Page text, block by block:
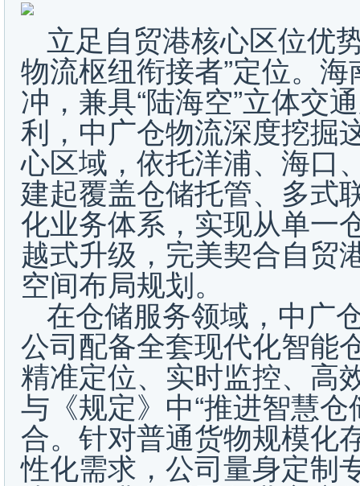
立足自贸港核心区位优
物流枢纽衔接者”定位。
冲，兼具“陆海空”立体交
利，中广仓物流深度挖掘
心区域，依托洋浦、海口
建起覆盖仓储托管、多式
化业务体系，实现从单一
越式升级，完美契合自贸
空间布局规划。
在仓储服务领域，中广
公司配备全套现代化智能
精准定位、实时监控、高
与《规定》中“推进智慧
合。针对普通货物规模化
性化需求，公司量身定制